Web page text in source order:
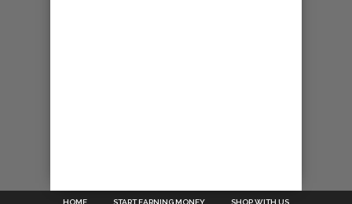
HOME START EARNING MONEY SHOP WITH US